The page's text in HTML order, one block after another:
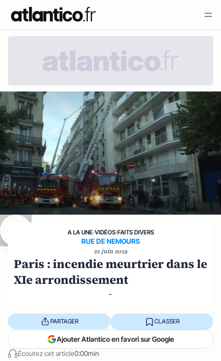
A LA UNE›VIDÉOS›FAITS DIVERS
RUE DE NEMOURS
22 juin 2019
Paris : incendie meurtrier dans le
XIe arrondissement
-
Écoutez cet article0:00min
PARTAGER CLASSER
Ajouter Atlantico en favori sur Google